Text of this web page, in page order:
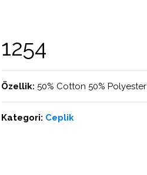
1254
Özellik: 50% Cotton 50% Polyester
Kategori: Ceplik